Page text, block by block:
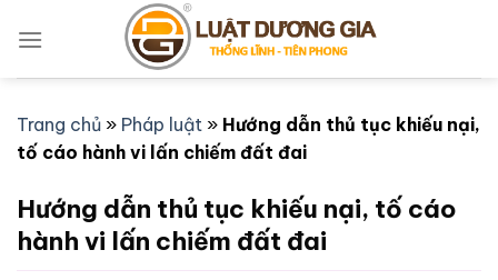
qua
Trang chủ » Pháp luật » Hướng dẫn thủ tục khiếu nại,
tố cáo hành vi lấn chiếm đất đai
Hướng dẫn thủ tục khiếu nại, tố cáo
hành vi lấn chiếm đất đai